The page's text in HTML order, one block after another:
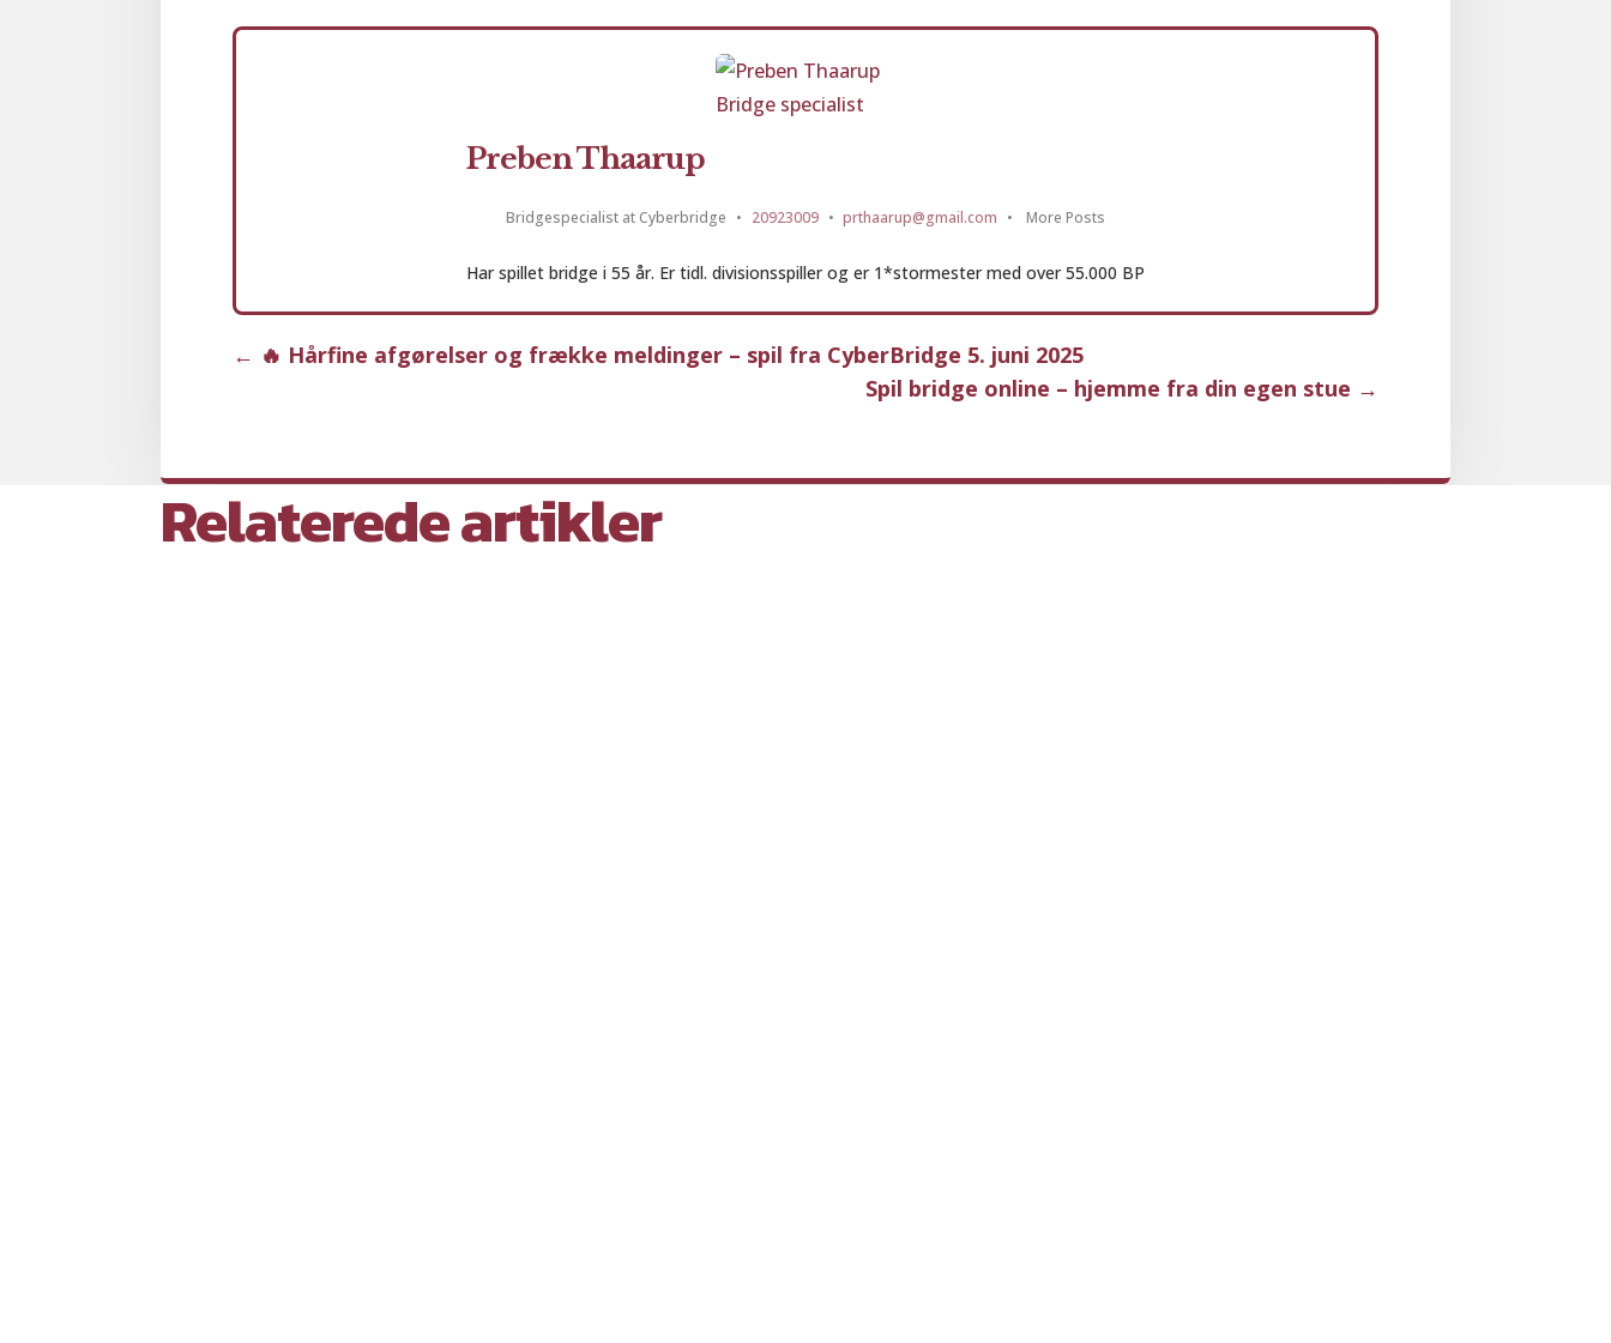
Preben Thaarup
Bridgespecialist at Cyberbridge • 20923009 • prthaarup@gmail.com • More Posts
Har spillet bridge i 55 år. Er tidl. divisionsspiller og er 1*stormester med over 55.000 BP
← 🔥 Hårfine afgørelser og frække meldinger – spil fra CyberBridge 5. juni 2025
Spil bridge online – hjemme fra din egen stue →
Relaterede artikler